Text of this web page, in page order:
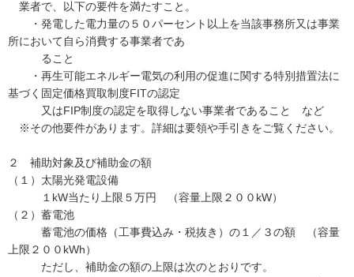
業者で、以下の要件を満たすこと。
・発電した電力量の５０パーセント以上を当該事務所又は事業
所において自ら消費する事業者であ
ること
・再生可能エネルギー電気の利用の促進に関する特別措置法に
基づく固定価格買取制度FITの認定
又はFIP制度の認定を取得しない事業者であること など
※その他要件があります。詳細は要領や手引きをご覧ください。
２ 補助対象及び補助金の額
（１）太陽光発電設備
１kW当たり上限５万円 （容量上限２００kW）
（２）蓄電池
蓄電池の価格（工事費込み・税抜き）の１／３の額 （容量
上限２００kWh）
ただし、補助金の額の上限は次のとおりです。